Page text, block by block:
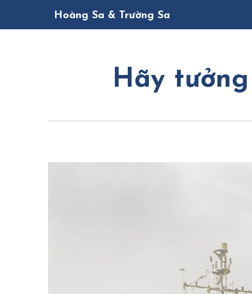
Hoàng Sa & Trường Sa
Hãy